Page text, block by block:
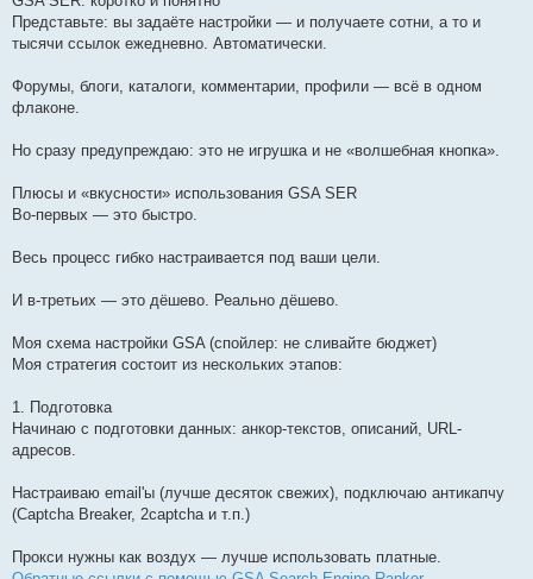
Представьте: вы задаёте настройки — и получаете сотни, а то и
тысячи ссылок ежедневно. Автоматически.
Форумы, блоги, каталоги, комментарии, профили — всё в одном
флаконе.
Но сразу предупреждаю: это не игрушка и не «волшебная кнопка».
Плюсы и «вкусности» использования GSA SER
Во-первых — это быстро.
Весь процесс гибко настраивается под ваши цели.
И в-третьих — это дёшево. Реально дёшево.
Моя схема настройки GSA (спойлер: не сливайте бюджет)
Моя стратегия состоит из нескольких этапов:
1. Подготовка
Начинаю с подготовки данных: анкор-текстов, описаний, URL-
адресов.
Настраиваю email'ы (лучше десяток свежих), подключаю антикапчу
(Captcha Breaker, 2captcha и т.п.)
Прокси нужны как воздух — лучше использовать платные.